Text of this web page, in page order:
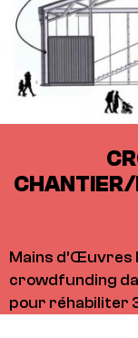
CHANTIER/
Mains d’Œuvres
crowdfunding
pour réhabiliter